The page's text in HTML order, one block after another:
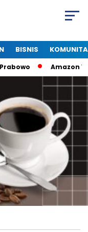
BISNIS
Amazon Van